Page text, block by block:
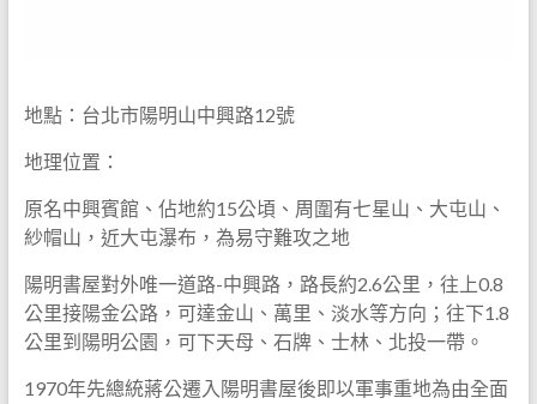
地點：台北市陽明山中興路12號
地理位置：
原名中興賓館、佔地約15公頃、周圍有七星山、大屯山、
紗帽山，近大屯瀑布，為易守難攻之地
陽明書屋對外唯一道路-中興路，路長約2.6公里，往上0.8
公里接陽金公路，可達金山、萬里、淡水等方向；往下1.8
公里到陽明公園，可下天母、石牌、士林、北投一帶。
1970年先總統蔣公遷入陽明書屋後即以軍事重地為由全面